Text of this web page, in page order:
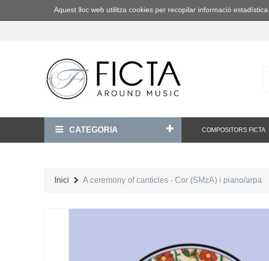
CATEGORIA COMPOSITORS FICTA
Inici A ceremony of canticles - Cor (SMzA) i piano/arpa
Aquest lloc web utilitza cookies per recopilar informació